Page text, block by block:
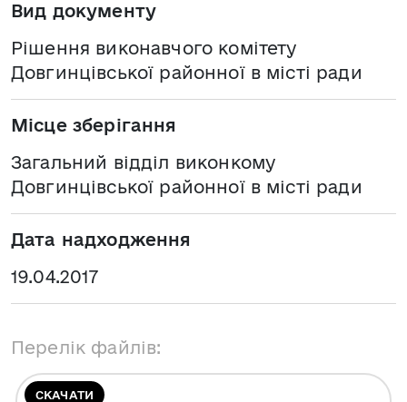
Вид документу
Рішення виконавчого комітету
Довгинцівської районної в місті ради
Місце зберігання
Загальний відділ виконкому
Довгинцівської районної в місті ради
Дата надходження
19.04.2017
Перелік файлів:
СКАЧАТИ